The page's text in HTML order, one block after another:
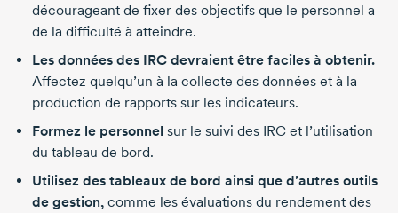
décourageant de fixer des objectifs que le personnel a
de la difficulté à atteindre.
Les données des IRC devraient être faciles à obtenir.
Affectez quelqu’un à la collecte des données et à la
production de rapports sur les indicateurs.
Formez le personnel sur le suivi des IRC et l’utilisation
du tableau de bord.
Utilisez des tableaux de bord ainsi que d’autres outils
de gestion, comme les évaluations du rendement des